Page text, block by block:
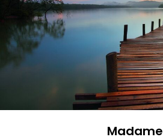
Madame